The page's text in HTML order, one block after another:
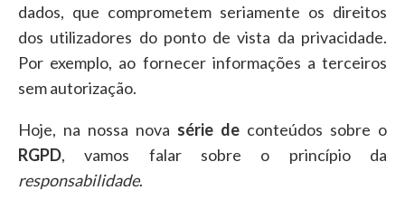
dados, que comprometem seriamente os direitos
dos utilizadores do ponto de vista da privacidade.
Por exemplo, ao fornecer informações a terceiros
sem autorização.
Hoje, na nossa nova série de conteúdos sobre o
RGPD, vamos falar sobre o princípio da
responsabilidade.